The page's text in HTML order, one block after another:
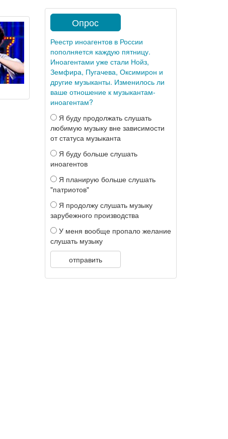
Опрос
Реестр иноагентов в России
пополняется каждую пятницу.
Иноагентами уже стали Нойз,
Земфира, Пугачева, Оксимирон и
другие музыканты. Изменилось ли
ваше отношение к музыкантам-
иноагентам?
Я буду продолжать слушать
любимую музыку вне зависимости
от статуса музыканта
Я буду больше слушать
иноагентов
Я планирую больше слушать
"патриотов"
Я продолжу слушать музыку
зарубежного производства
У меня вообще пропало желание
слушать музыку
отправить